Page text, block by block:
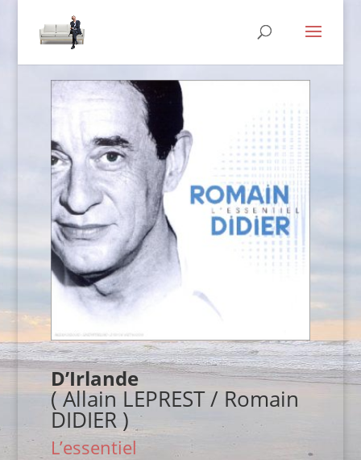
D’Irlande
( Allain LEPREST / Romain
DIDIER )
L’essentiel